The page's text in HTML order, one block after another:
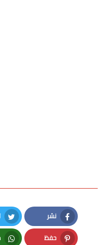
نشر
Facebook
حفظ